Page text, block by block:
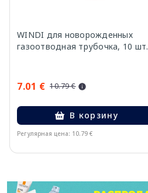
WINDI для новорожденных
газоотводная трубочка, 10 шт.
7.01 € 10.79 €
В корзину
Регулярная цена: 10.79 €